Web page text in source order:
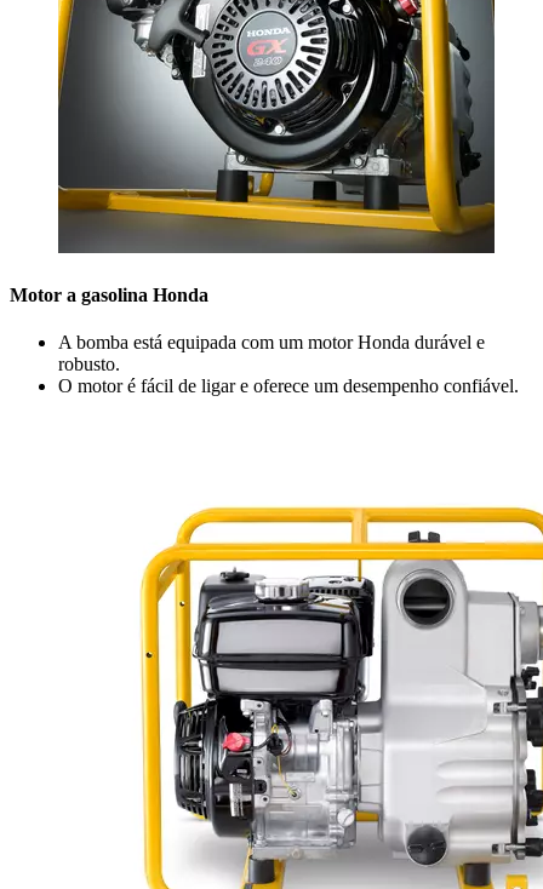
Motor a gasolina Honda
A bomba está equipada com um motor Honda durável e
robusto.
O motor é fácil de ligar e oferece um desempenho confiável.